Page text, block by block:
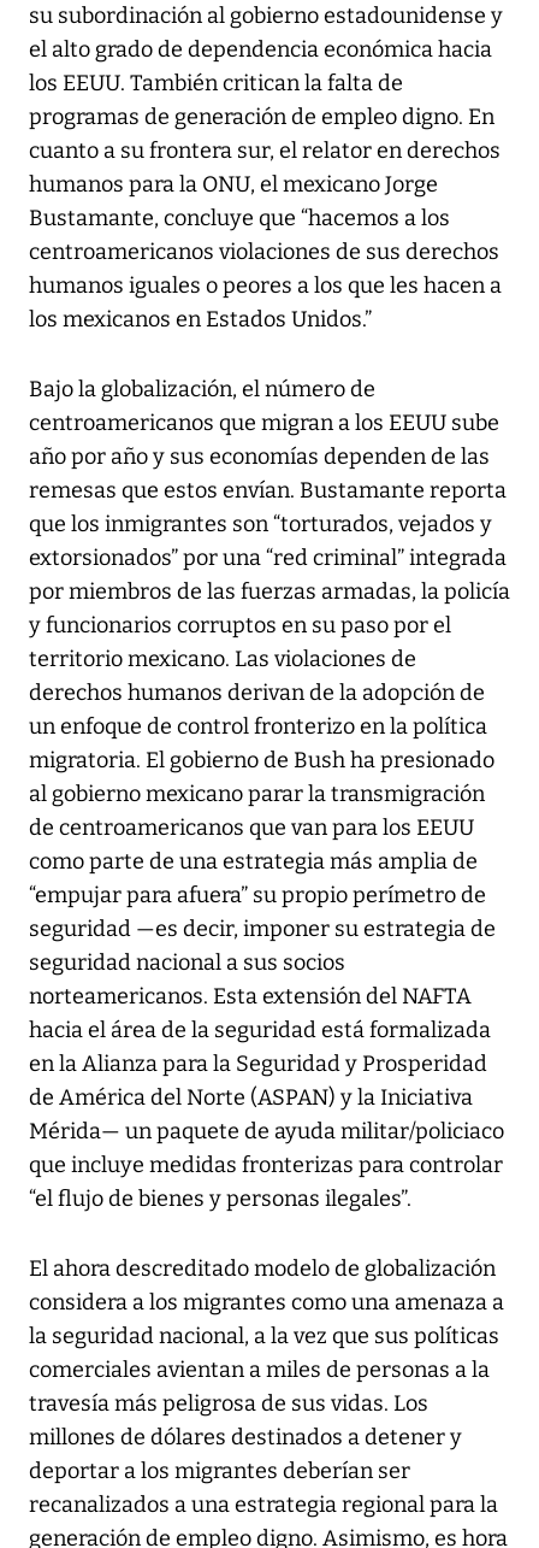
su subordinación al gobierno estadounidense y
el alto grado de dependencia económica hacia
los EEUU. También critican la falta de
programas de generación de empleo digno. En
cuanto a su frontera sur, el relator en derechos
humanos para la ONU, el mexicano Jorge
Bustamante, concluye que “hacemos a los
centroamericanos violaciones de sus derechos
humanos iguales o peores a los que les hacen a
los mexicanos en Estados Unidos.”
Bajo la globalización, el número de
centroamericanos que migran a los EEUU sube
año por año y sus economías dependen de las
remesas que estos envían. Bustamante reporta
que los inmigrantes son “torturados, vejados y
extorsionados” por una “red criminal” integrada
por miembros de las fuerzas armadas, la policía
y funcionarios corruptos en su paso por el
territorio mexicano. Las violaciones de
derechos humanos derivan de la adopción de
un enfoque de control fronterizo en la política
migratoria. El gobierno de Bush ha presionado
al gobierno mexicano parar la transmigración
de centroamericanos que van para los EEUU
como parte de una estrategia más amplia de
“empujar para afuera” su propio perímetro de
seguridad —es decir, imponer su estrategia de
seguridad nacional a sus socios
norteamericanos. Esta extensión del NAFTA
hacia el área de la seguridad está formalizada
en la Alianza para la Seguridad y Prosperidad
de América del Norte (ASPAN) y la Iniciativa
Mérida— un paquete de ayuda militar/policiaco
que incluye medidas fronterizas para controlar
“el flujo de bienes y personas ilegales”.
El ahora descreditado modelo de globalización
considera a los migrantes como una amenaza a
la seguridad nacional, a la vez que sus políticas
comerciales avientan a miles de personas a la
travesía más peligrosa de sus vidas. Los
millones de dólares destinados a detener y
deportar a los migrantes deberían ser
recanalizados a una estrategia regional para la
generación de empleo digno. Asimismo, es hora